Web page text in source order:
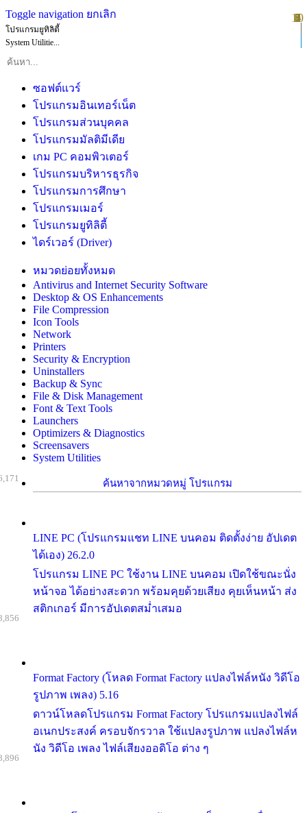
Toggle navigation ยกเลิก
โปรแกรมยูทิลิตี้
System Utilitie...
ซอฟต์แวร์
โปรแกรมอินเทอร์เน็ต
โปรแกรมส่วนบุคคล
โปรแกรมมัลติมีเดีย
เกม PC คอมพิวเตอร์
โปรแกรมบริหารธุรกิจ
โปรแกรมการศึกษา
โปรแกรมเมอร์
โปรแกรมยูทิลิตี้
ไดร์เวอร์ (Driver)
หมวดย่อยทั้งหมด
Antivirus and Internet Security Software
Desktop & OS Enhancements
File Compression
Icon Tools
Network
Printers
Security & Encryption
Uninstallers
Backup & Sync
File & Disk Management
Font & Text Tools
Launchers
Optimizers & Diagnostics
Screensavers
System Utilities
ค้นหาจากหมวดหมู่ โปรแกรม
LINE PC (โปรแกรมแชท LINE บนคอม ติดตั้งง่าย อัปเดต
ได้เอง) 26.2.0
โปรแกรม LINE PC ใช้งาน LINE บนคอม เปิดใช้ขณะนั่ง
หน้าจอ ได้อย่างสะดวก พร้อมคุยด้วยเสียง คุยเห็นหน้า ส่ง
สติกเกอร์ มีการอัปเดตสม่ำเสมอ
Format Factory (โหลด Format Factory แปลงไฟล์หนัง วิดีโอ
รูปภาพ เพลง) 5.16
ดาวน์โหลดโปรแกรม Format Factory โปรแกรมแปลงไฟล์
อเนกประสงค์ ครอบจักรวาล ใช้แปลงรูปภาพ แปลงไฟล์ห
นัง วิดีโอ เพลง ไฟล์เสียงออดิโอ ต่าง ๆ
1
2
3
4
5
6
7
8
9
10